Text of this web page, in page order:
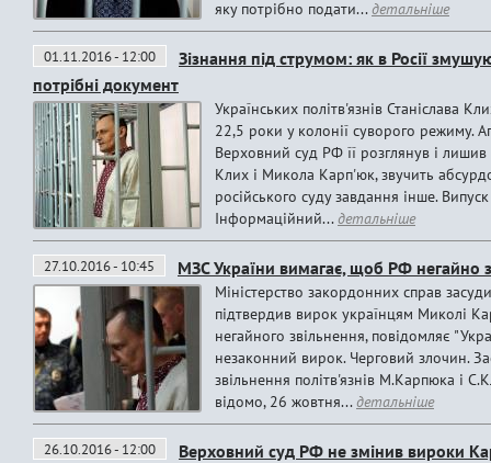
яку потрібно подати...детальніше
01.11.2016 - 12:00
Зізнання під струмом: як в Росії
потрібні документ
Українських політв'язнів Станіслава
22,5 роки у колонії суворого режиму.
Верховний суд РФ її розглянув і лишив
Клих і Микола Карп'юк, звучить
російського суду завдання інше.
Інформаційний...детальніше
27.10.2016 - 10:45 МЗС України вимагає, щоб РФ негайно
Міністерство закордонних справ
підтвердив вирок українцям Миколі
негайного звільнення, повідомляє
незаконний вирок. Черговий злочин.
звільнення політв'язнів М.Карпюка і
відомо, 26 жовтня...детальніше
26.10.2016 - 12:00 Верховний суд РФ не змінив вироки